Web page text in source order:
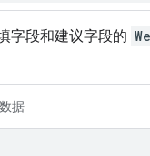
字段和建议字段的
据